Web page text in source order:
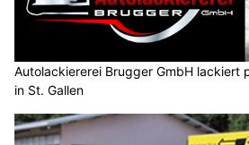
Autolackiererei Brugger GmbH lackiert
in St. Gallen